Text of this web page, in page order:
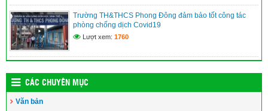
Trường TH&THCS Phong Đông đảm bảo tốt công tác
phòng chống dịch Covid19
Lượt xem: 1760
CÁC CHUYÊN MỤC
Văn bản